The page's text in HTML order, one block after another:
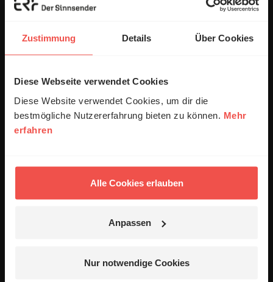
Zustimmung Details Über Cookies
Diese Webseite verwendet Cookies
Diese Website verwendet Cookies, um dir die
bestmögliche Nutzererfahrung bieten zu können. Mehr
erfahren
Alle Cookies erlauben
Anpassen
Nur notwendige Cookies
Meinen Kommentar nicht öffentlich teilen.
Ich bin damit einverstanden, dass meine Angaben
anonymisiert erfasst und zum Zweck der
Verbesserung unseres Online-Angebots
Alle Kommentare werden redaktionell geprüft. Wir behalten
Veröffentlichung besteht nicht. Bitte beachten Sie beim
Absenden